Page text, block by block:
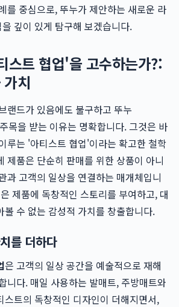
를 중심으로, 뚜누가 제안하는 새로운 라
깊이 있게 탐구해 보겠습니다.
스트 협업'을 고수하는가?:
치
랜드가 있음에도 불구하고 뚜누
목을 받는 이유는 명확합니다. 그것은 바
루는 '아티스트 협업'이라는 확고한 철학
제품은 단순히 판매를 위한 상품이 아니
과 고객의 일상을 연결하는 매개체입니
제품에 독창적인 스토리를 부여하고, 대
볼 수 없는 감성적 가치를 창출합니다.
를 더하다
은 고객의 일상 공간을 예술적으로 재해
니다. 매일 사용하는 발매트, 주방매트와
스트의 독창적인 디자인이 더해지면서,